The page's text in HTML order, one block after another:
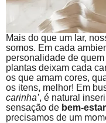
Mais do que um lar,
somos. Em cada
personalidade de
plantas deixam cada
os que amam cores,
os itens, melhor! Em
carinha’, é natural
sensação de bem-estar
precisamos de um